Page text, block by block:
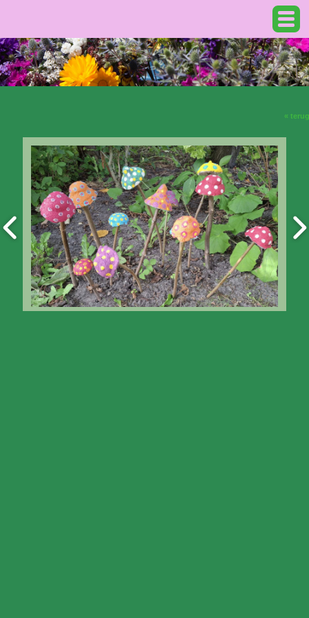
« terug